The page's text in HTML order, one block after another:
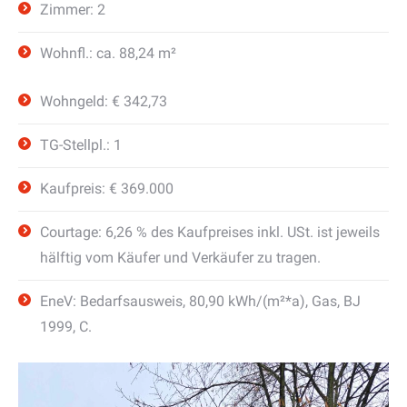
Zimmer: 2
Wohnfl.: ca. 88,24 m²
Wohngeld: € 342,73
TG-Stellpl.: 1
Kaufpreis: € 369.000
Courtage: 6,26 % des Kaufpreises inkl. USt. ist jeweils
hälftig vom Käufer und Verkäufer zu tragen.
EneV: Bedarfsausweis, 80,90 kWh/(m²*a), Gas, BJ
1999, C.